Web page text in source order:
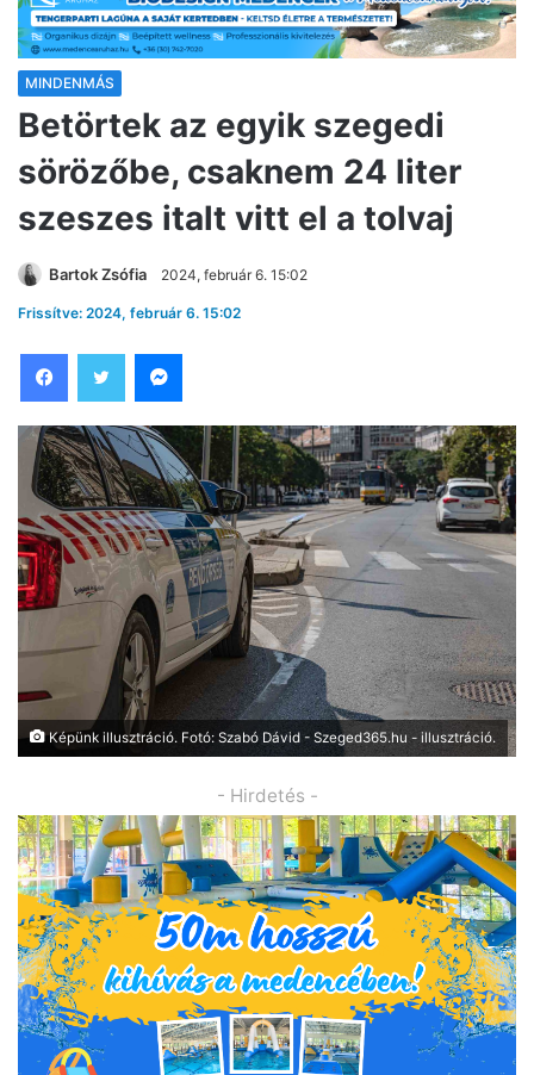
MINDENMÁS
Betörtek az egyik szegedi
sörözőbe, csaknem 24 liter
szeszes italt vitt el a tolvaj
Bartok Zsófia 2024, február 6. 15:02
Frissítve: 2024, február 6. 15:02
Képünk illusztráció. Fotó: Szabó Dávid - Szeged365.hu - illusztráció.
- Hirdetés -